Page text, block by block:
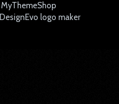
MyThemeShop
DesignEvo logo maker